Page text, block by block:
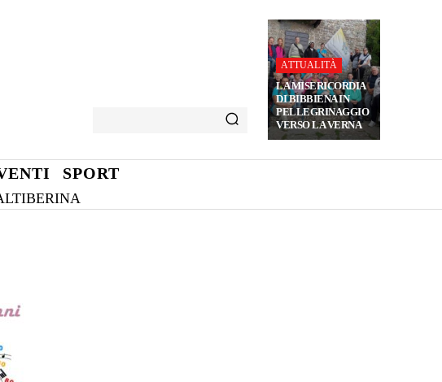
ATTUALITÀ
LA MISERICORDIA
DI BIBBIENA IN
PELLEGRINAGGIO
VERSO LA VERNA
SPORT